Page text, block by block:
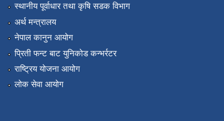
स्थानीय पूर्वाधार तथा कृषि सडक विभाग
अर्थ मन्त्रालय
नेपाल कानुन आयोग
प्रिती फन्ट बाट युनिकोड कन्भर्रटर
राष्ट्रिय योजना आयोग
लोक सेवा आयोग